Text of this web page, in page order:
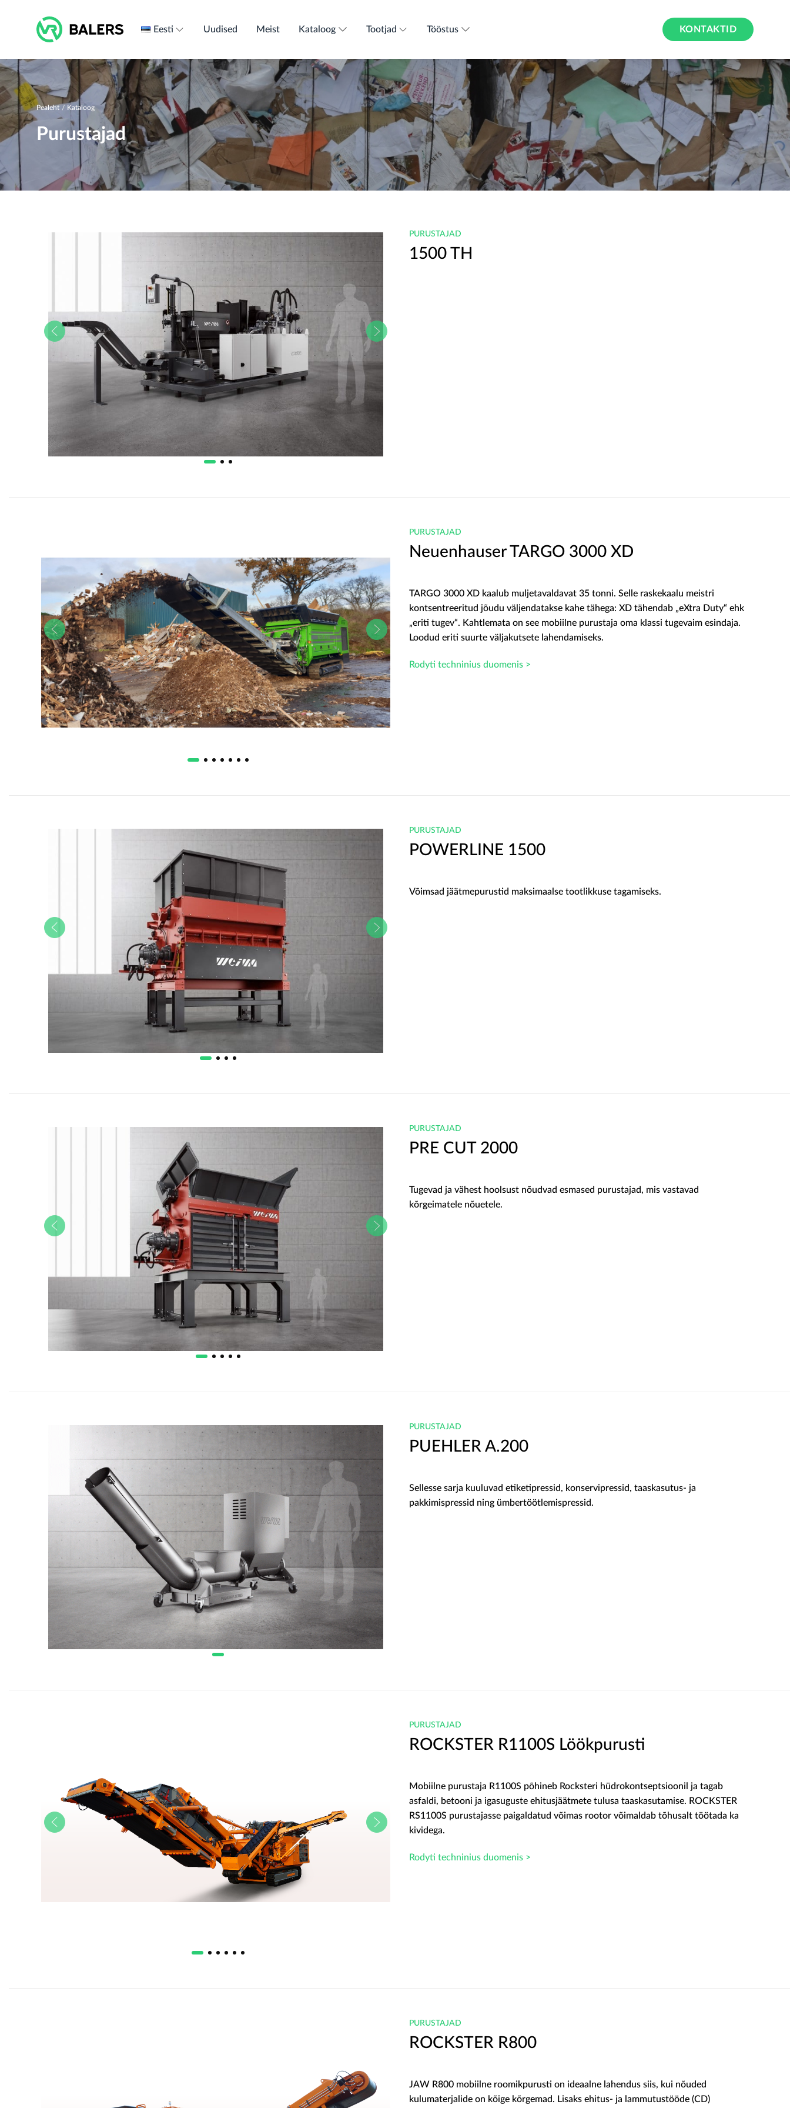
Eesti Uudised Meist Kataloog Tootjad Tööstus KONTAKTID
Pealeht / Kataloog
Purustajad
PURUSTAJAD
1500 TH
PURUSTAJAD
Neuenhauser TARGO 3000 XD
TARGO 3000 XD kaalub muljetavaldavat 35 tonni. Selle raskekaalu meistri
kontsentreeritud jõudu väljendatakse kahe tähega: XD tähendab „eXtra Duty“ ehk
„eriti tugev“. Kahtlemata on see mobiilne purustaja oma klassi tugevaim esindaja.
Loodud eriti suurte väljakutsete lahendamiseks.
Rodyti techninius duomenis >
PURUSTAJAD
POWERLINE 1500
Võimsad jäätmepurustid maksimaalse tootlikkuse tagamiseks.
PURUSTAJAD
PRE CUT 2000
Tugevad ja vähest hoolsust nõudvad esmased purustajad, mis vastavad
kõrgeimatele nõuetele.
PURUSTAJAD
PUEHLER A.200
Sellesse sarja kuuluvad etiketipressid, konservipressid, taaskasutus- ja
pakkimispressid ning ümbertöötlemispressid.
PURUSTAJAD
ROCKSTER R1100S Löökpurusti
Mobiilne purustaja R1100S põhineb Rocksteri hüdrokontseptsioonil ja tagab
asfaldi, betooni ja igasuguste ehitusjäätmete tulusa taaskasutamise. ROCKSTER
RS1100S purustajasse paigaldatud võimas rootor võimaldab tõhusalt töötada ka
kividega.
Rodyti techninius duomenis >
PURUSTAJAD
ROCKSTER R800
JAW R800 mobiilne roomikpurusti on ideaalne lahendus siis, kui nõuded
kulumaterjalide on kõige kõrgemad. Lisaks ehitus- ja lammutustööde (CD)